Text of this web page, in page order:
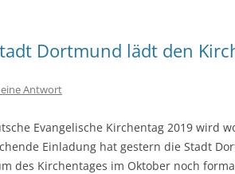
Dortmund lädt den
Antwort
Evangelische Kirchentag 2019 wird
Einladung hat gestern die Stadt
des Kirchentages im Oktober noch